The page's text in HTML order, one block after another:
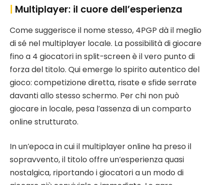
Multiplayer: il cuore dell’esperienza
Come suggerisce il nome stesso, 4PGP dà il meglio
di sé nel multiplayer locale. La possibilità di giocare
fino a 4 giocatori in split-screen è il vero punto di
forza del titolo. Qui emerge lo spirito autentico del
gioco: competizione diretta, risate e sfide serrate
davanti allo stesso schermo. Per chi non può
giocare in locale, pesa l’assenza di un comparto
online strutturato.
In un’epoca in cui il multiplayer online ha preso il
sopravvento, il titolo offre un’esperienza quasi
nostalgica, riportando i giocatori a un modo di